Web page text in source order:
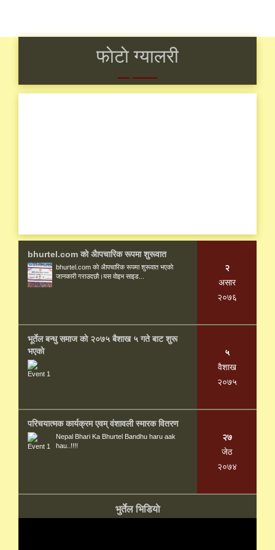
फाेटाे ग्यालरी
bhurtel.com काे अैापचारिक रूपमा शुरूवात
bhurtel.com काे अैापचारिक रूपमा शुरूवात भएकाे
जानकारी गराउदछाै।यस वाेइभ साइड...
२
असार
२०७६
भूर्तेल बन्धु समाज काे २०७५ बैशाख ५ गते बाट शुरू
भएकाे
५
वैशाख
२०७५
परिचयात्मक कार्यक्रम एवम् वंशावली स्मारक वितरण
Nepal Bhari Ka Bhurtel Bandhu haru aak
hau..!!!!
२७
जेठ
२०७४
भुर्तेल भिडियाे